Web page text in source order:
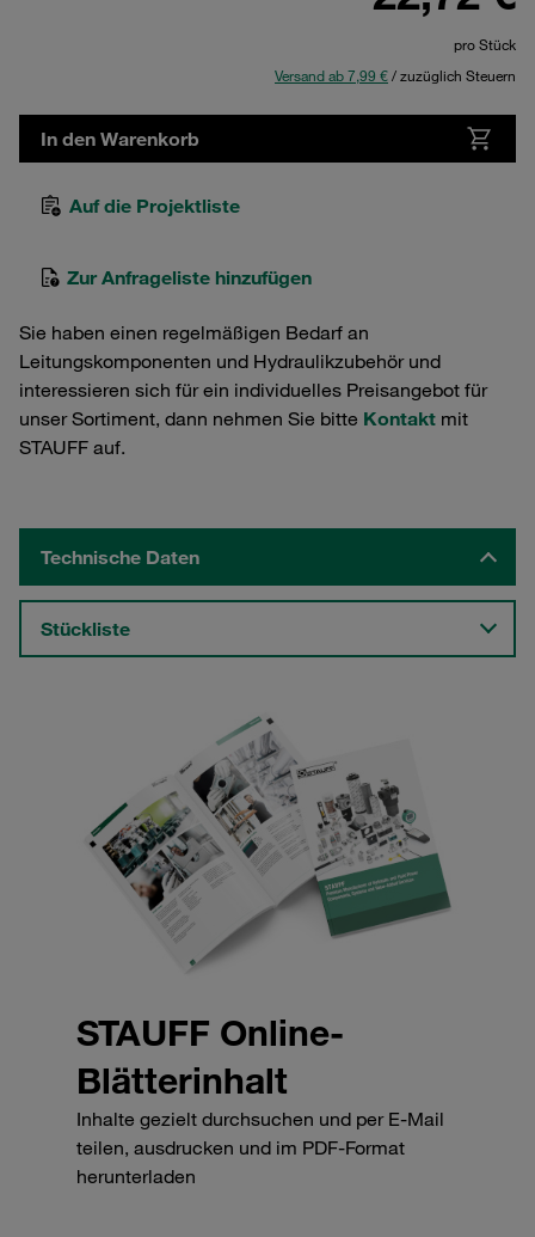
pro Stück
Versand ab 7,99 €/ zuzüglich Steuern
In den Warenkorb
Auf die Projektliste
Zur Anfrageliste hinzufügen
Sie haben einen regelmäßigen Bedarf an
Leitungskomponenten und Hydraulikzubehör und
interessieren sich für ein individuelles Preisangebot für
unser Sortiment, dann nehmen Sie bitte Kontakt mit
STAUFF auf.
Technische Daten
Stückliste
STAUFF Online-
Blätterinhalt
Inhalte gezielt durchsuchen und per E-Mail
teilen, ausdrucken und im PDF-Format
herunterladen